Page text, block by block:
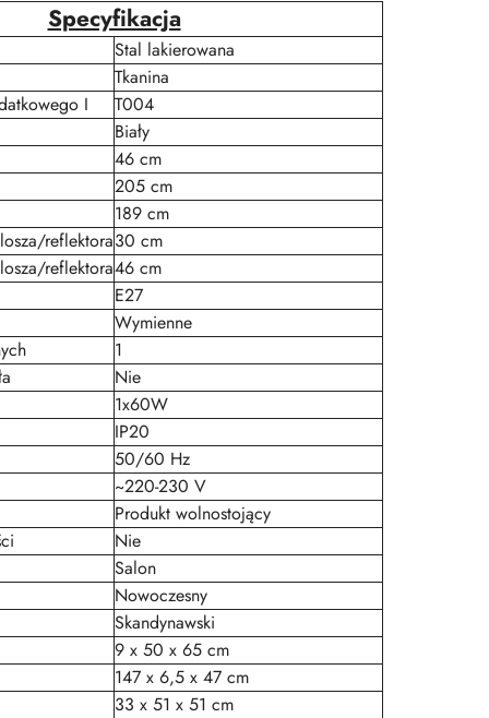
Specyfikacja
Stal lakierowana
Tkanina
I
T004
Biały
46 cm
205 cm
189 cm
reflektora30 cm
reflektora46 cm
E27
Wymienne
1
Nie
1x60W
IP20
50/60 Hz
~220-230 V
Produkt wolnostojący
Nie
Salon
Nowoczesny
Skandynawski
9 x 50 x 65 cm
147 x 6,5 x 47 cm
33 x 51 x 51 cm